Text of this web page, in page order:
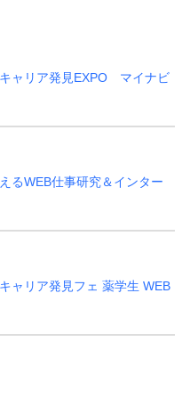
ャリア発見EXPO マイナビ
るWEB仕事研究＆インター
ャリア発見フェ 薬学生 WEB